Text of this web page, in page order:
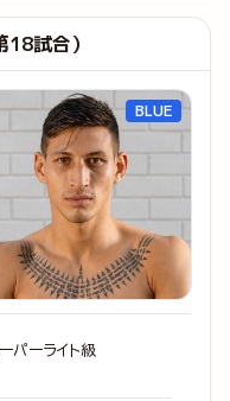
試合）
ーライト級
BLUE